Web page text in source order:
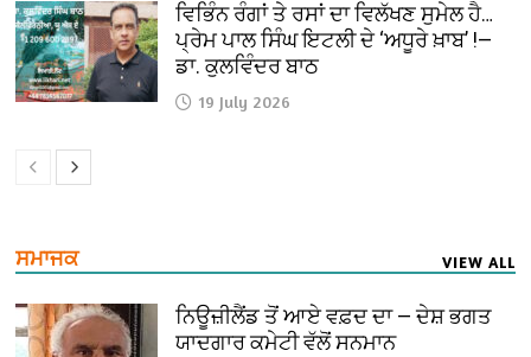
ਵਿਭਿੰਨ ਰੰਗਾਂ ਤੇ ਰਸਾਂ ਦਾ ਵਿਲੱਖਣ ਸੁਮੇਲ ਹੈ…
ਪ੍ਰੇਮ ਪਾਲ ਸਿੰਘ ਇਟਲੀ ਦੇ ‘ਅਧੂਰੇ ਖ਼ਾਬ’ !—
ਡਾ. ਕੁਲਵਿੰਦਰ ਬਾਠ
19 July 2026
ਸਮਾਜਕ VIEW ALL
ਨਿਊਜ਼ੀਲੈਂਡ ਤੋਂ ਆਏ ਵਫ਼ਦ ਦਾ — ਦੇਸ਼ ਭਗਤ
ਯਾਦਗਾਰ ਕਮੇਟੀ ਵੱਲੋਂ ਸਨਮਾਨ